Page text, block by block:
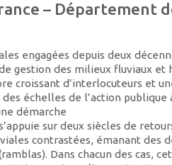
– Département
engagées depuis deux
gestion des milieux fluviaux et
croissant d’interlocuteurs et
échelles de l’action
démarche
sur deux siècles de
contrastées, émanant des
Dans chacun des cas,